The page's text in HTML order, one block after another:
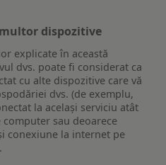
dispozitive
explicate în această
dvs. poate fi considerat ca
cu alte dispozitive care vă
dvs. (de exemplu,
la același serviciu atât
sau deoarece
conexiune la internet pe